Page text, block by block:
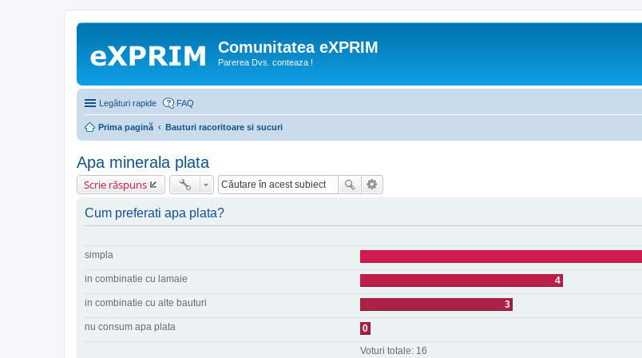
Comunitatea eXPRIM
Parerea Dvs. conteaza !
Legături rapide FAQ
Prima pagină Bauturi racoritoare si sucuri
Apa minerala plata
Scrie răspuns
Cum preferati apa plata?
simpla
in combinatie cu lamaie 4
in combinatie cu alte bauturi 3
nu consum apa plata 0
Voturi totale: 16